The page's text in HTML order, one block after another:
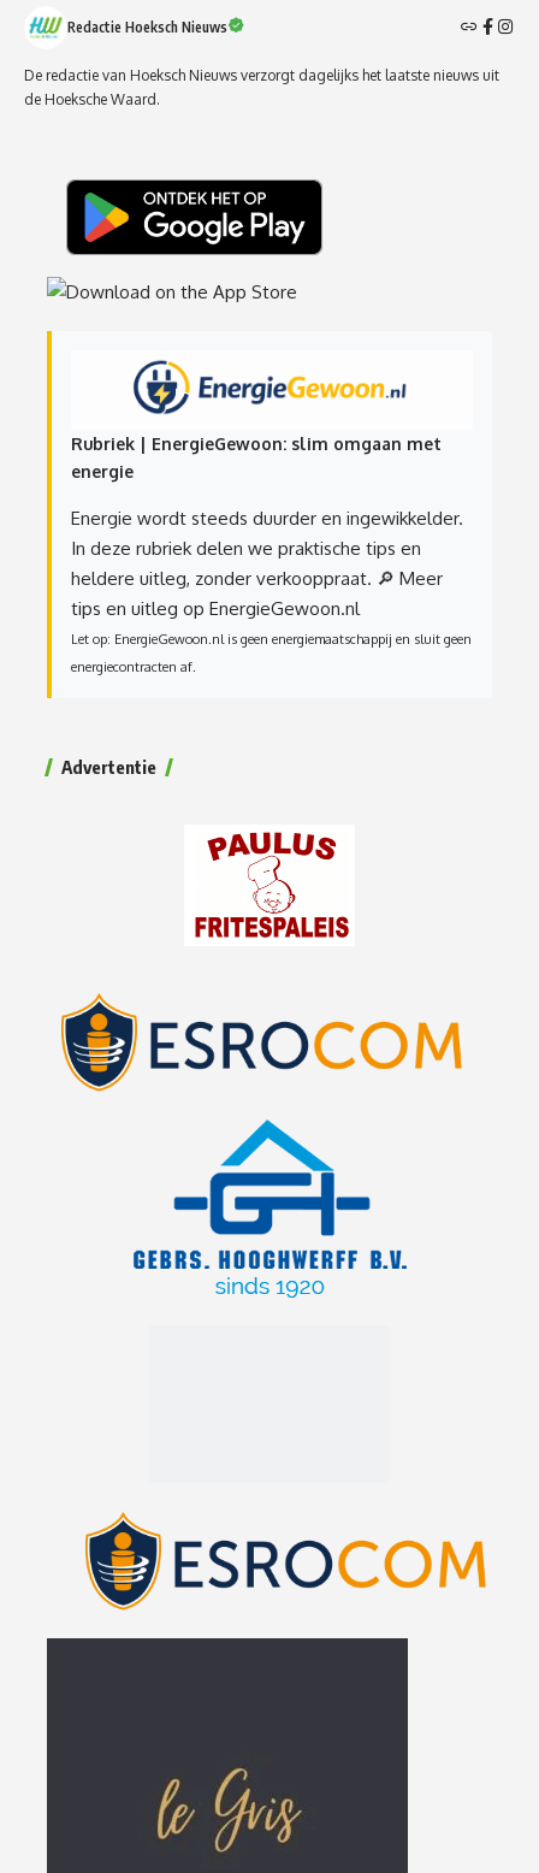
Redactie Hoeksch Nieuws
De redactie van Hoeksch Nieuws verzorgt dagelijks het laatste nieuws uit
de Hoeksche Waard.
Rubriek | EnergieGewoon: slim omgaan met
energie
Energie wordt steeds duurder en ingewikkelder.
In deze rubriek delen we praktische tips en
heldere uitleg, zonder verkooppraat. 🔎 Meer
tips en uitleg op EnergieGewoon.nl
Let op: EnergieGewoon.nl is geen energiemaatschappij en sluit geen
energiecontracten af.
Advertentie